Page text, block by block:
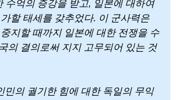
수억의 증강을 받고, 일본에 대하여
할 태세를 갖추었다. 이 군사력은
지할 때까지 일본에 대한 전쟁을 수
의 결의로써 지지 고무되어 있는 것
민의 궐기한 힘에 대한 독일의 무익